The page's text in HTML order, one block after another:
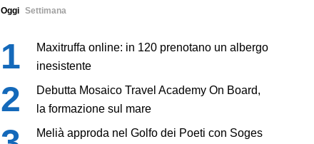
Oggi Settimana
Maxitruffa online: in 120 prenotano un albergo
inesistente
Debutta Mosaico Travel Academy On Board,
la formazione sul mare
Melià approda nel Golfo dei Poeti con Soges